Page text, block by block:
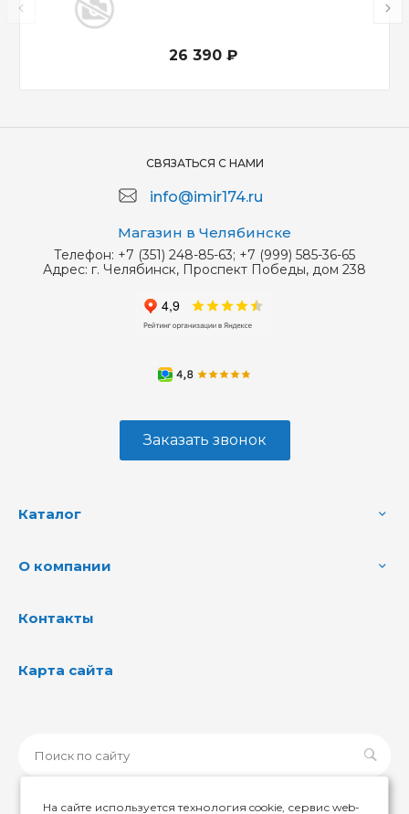
26 390 ₽
СВЯЗАТЬСЯ С НАМИ
info@imir174.ru
Магазин в Челябинске
Телефон: +7 (351) 248-85-63; +7 (999) 585-36-65
Адрес: г. Челябинск, Проспект Победы, дом 238
Заказать звонок
Каталог
О компании
Контакты
Карта сайта
На сайте используется технология cookie, сервис web-